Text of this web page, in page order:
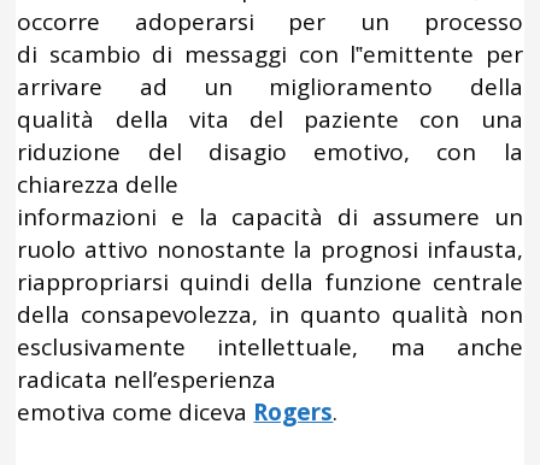
occorre adoperarsi per un processo
di scambio di messaggi con l‟emittente per
arrivare ad un miglioramento della
qualità della vita del paziente con una
riduzione del disagio emotivo, con la
chiarezza delle
informazioni e la capacità di assumere un
ruolo attivo nonostante la prognosi infausta,
riappropriarsi quindi della funzione centrale
della consapevolezza, in quanto qualità non
esclusivamente intellettuale, ma anche
radicata nell’esperienza
emotiva come diceva Rogers.